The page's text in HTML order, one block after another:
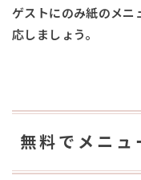
ゲストにのみ紙のメニ
応しましょう。
無料でメニュ